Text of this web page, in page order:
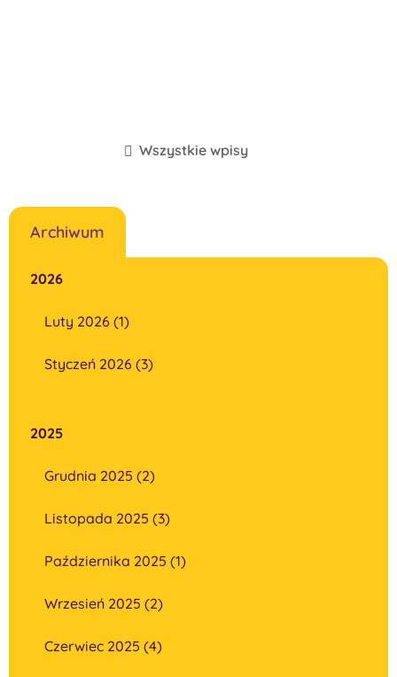
Wszystkie wpisy
Archiwum
2026
Luty 2026 (1)
Styczeń 2026 (3)
2025
Grudnia 2025 (2)
Listopada 2025 (3)
Października 2025 (1)
Wrzesień 2025 (2)
Czerwiec 2025 (4)